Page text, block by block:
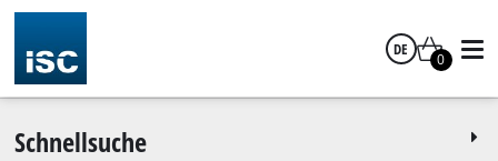
DE
0
Schnellsuche